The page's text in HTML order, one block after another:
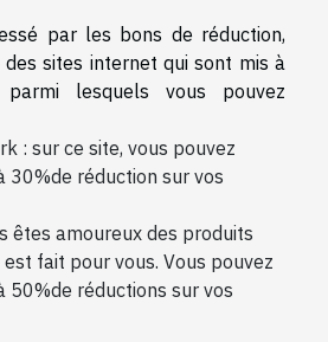
par les bons de réduction,
des sites internet qui sont mis à
parmi lesquels vous pouvez
: sur ce site, vous pouvez
30%de réduction sur vos
êtes amoureux des produits
fait pour vous. Vous pouvez
50%de réductions sur vos